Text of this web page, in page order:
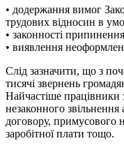
• додержання вимог
трудових відносин в
• законності
• виявлення
Слід зазначити, що з
тисячі звернень
Найчастіше працівники
незаконного
договору, примусового
заробітної плати тощо.